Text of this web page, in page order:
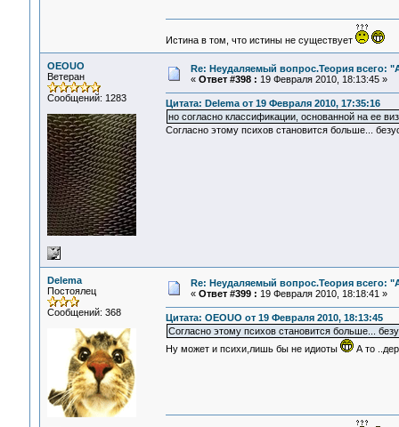
Истина в том, что истины не существует
OEOUO
Ветеран
Сообщений: 1283
Re: Неудаляемый вопрос.Теория всего:
« Ответ #398 : 19 Февраля 2010, 18:13:45 »
Цитата: Delema от 19 Февраля 2010, 17:35:16
но согласно классификации, основанной на ее
Согласно этому психов становится больше...
Delema
Постоялец
Сообщений: 368
Re: Неудаляемый вопрос.Теория всего:
« Ответ #399 : 19 Февраля 2010, 18:18:41 »
Цитата: OEOUO от 19 Февраля 2010, 18:13:45
Согласно этому психов становится больше...
Ну может и психи,лишь бы не идиоты
А то